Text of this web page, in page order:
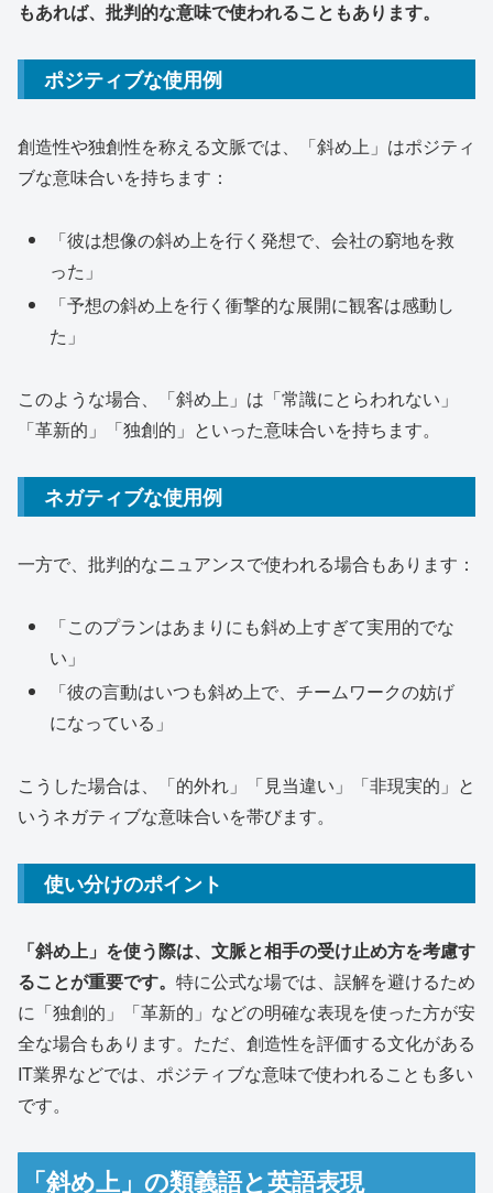
もあれば、批判的な意味で使われることもあります。
ポジティブな使用例
創造性や独創性を称える文脈では、「斜め上」はポジティ
ブな意味合いを持ちます：
「彼は想像の斜め上を行く発想で、会社の窮地を救
った」
「予想の斜め上を行く衝撃的な展開に観客は感動し
た」
このような場合、「斜め上」は「常識にとらわれない」
「革新的」「独創的」といった意味合いを持ちます。
ネガティブな使用例
一方で、批判的なニュアンスで使われる場合もあります：
「このプランはあまりにも斜め上すぎて実用的でな
い」
「彼の言動はいつも斜め上で、チームワークの妨げ
になっている」
こうした場合は、「的外れ」「見当違い」「非現実的」と
いうネガティブな意味合いを帯びます。
使い分けのポイント
「斜め上」を使う際は、文脈と相手の受け止め方を考慮す
ることが重要です。 特に公式な場では、誤解を避けるため
に「独創的」「革新的」などの明確な表現を使った方が安
全な場合もあります。ただ、創造性を評価する文化がある
IT業界などでは、ポジティブな意味で使われることも多い
です。
「斜め上」の類義語と英語表現